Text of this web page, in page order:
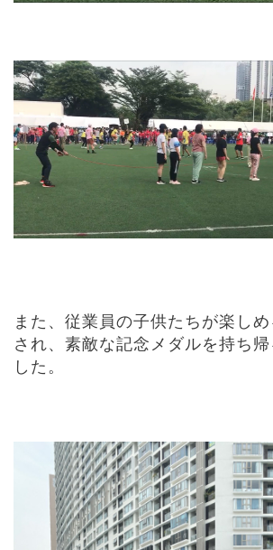
また、従業員の子供たちが楽し
され、素敵な記念メダルを持ち
した。